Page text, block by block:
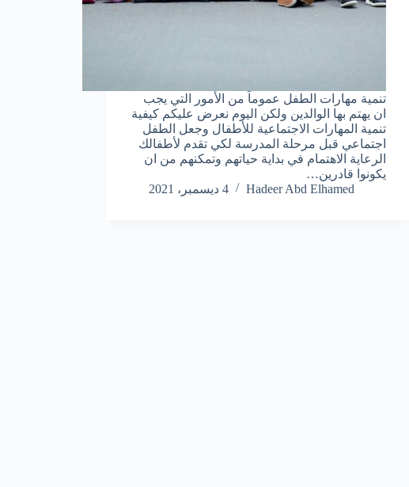
تنمية مهارات الطفل عموماً من الأمور التي يجب
ان يهتم بها الوالدين ولكن اليوم نعرض عليكم كيفية
تنمية المهارات الاجتماعية للأطفال وجعل الطفل
اجتماعي قبل مرحلة المدرسة لكي تقدم لأطفالك
الرعاية الاهتمام في بداية حياتهم وتمكنهم من ان
يكونوا قادرين…
Hadeer Abd Elhamed
4 ديسمبر، 2021